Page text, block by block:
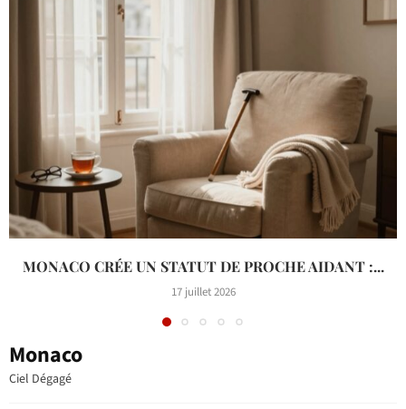
MONACO CRÉE UN STATUT DE PROCHE AIDANT :...
17 juillet 2026
Monaco
Ciel Dégagé